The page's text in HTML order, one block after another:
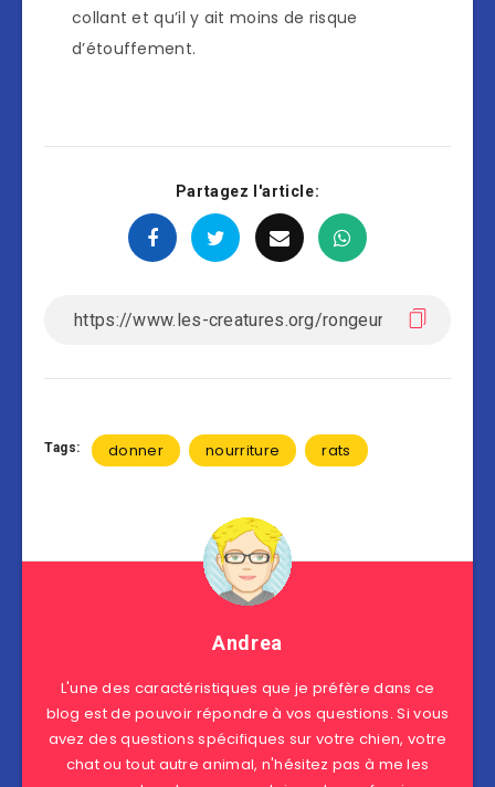
collant et qu’il y ait moins de risque
d’étouffement.
Partagez l'article:
Tags: donner nourriture rats
Andrea
L'une des caractéristiques que je préfère dans ce
blog est de pouvoir répondre à vos questions. Si vous
avez des questions spécifiques sur votre chien, votre
chat ou tout autre animal, n'hésitez pas à me les